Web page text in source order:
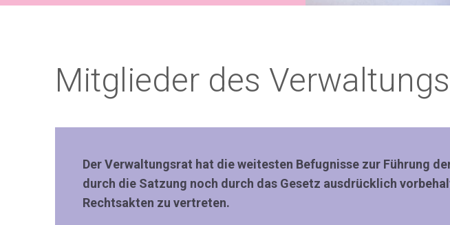
Mitglieder des
Der Verwaltungsrat hat die weitesten Befugnisse zur Führung
durch die Satzung noch durch das Gesetz ausdrücklich
Rechtsakten zu vertreten.